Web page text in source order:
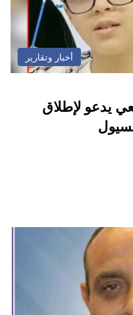
أخبار وتقارير
يدعو لإطلاق